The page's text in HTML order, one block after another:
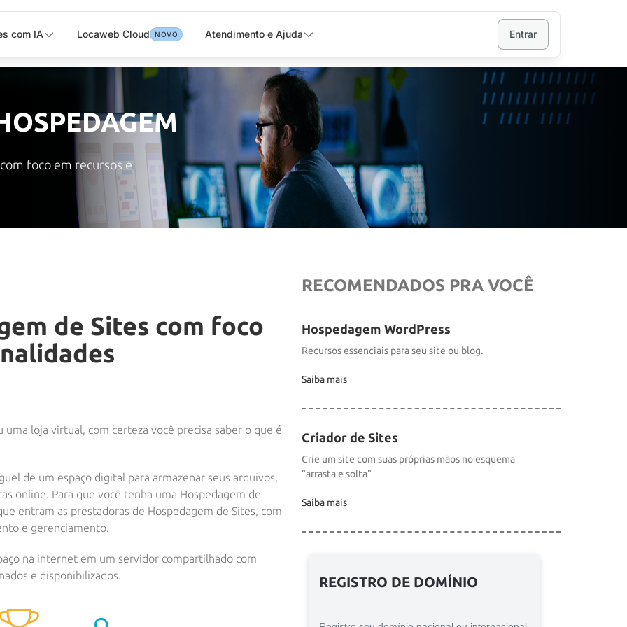
com IA Locaweb Cloud NOVO Atendimento e Ajuda Entrar
foco em recursos e
de Sites com foco
loja virtual, com certeza você precisa saber o que é
de um espaço digital para armazenar seus arquivos,
online. Para que você tenha uma Hospedagem de
entram as prestadoras de Hospedagem de Sites, com
e gerenciamento.
na internet em um servidor compartilhado com
e disponibilizados.
RECOMENDADOS PRA VOCÊ
Hospedagem WordPress
Recursos essenciais para seu site ou blog.
Saiba mais
Criador de Sites
Crie um site com suas próprias mãos no esquema
"arrasta e solta"
Saiba mais
REGISTRO DE DOMÍNIO